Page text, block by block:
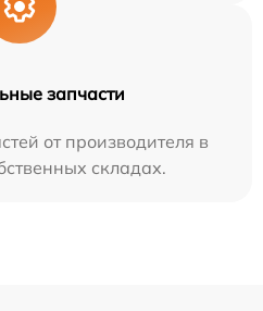
запчасти
от производителя в
складах.